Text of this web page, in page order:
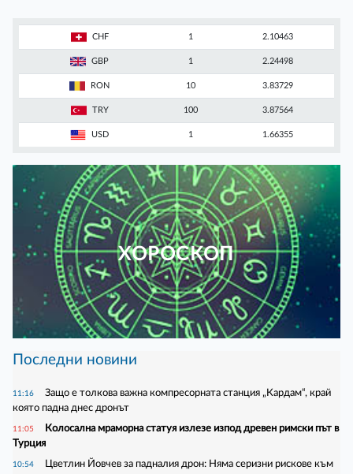
CHF 1 2.10463
GBP 1 2.24498
RON 10 3.83729
TRY 100 3.87564
USD 1 1.66355
ХОРОСКОП
Последни новини
11:16
Защо е толкова важна компресорната станция „Кардам“, край
която падна днес дронът
11:05
Колосална мраморна статуя излезе изпод древен римски път в
Турция
10:54
Цветлин Йовчев за падналия дрон: Няма серизни рискове към